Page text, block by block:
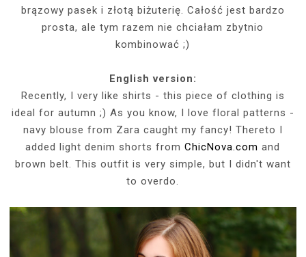
brązowy pasek i złotą biżuterię. Całość jest bardzo
prosta, ale tym razem nie chciałam zbytnio
kombinować ;)
English version:
Recently, I very like shirts - this piece of clothing is
ideal for autumn ;) As you know, I love floral patterns -
navy blouse from Zara caught my fancy! Thereto I
added light denim shorts fromChicNova.com and
brown belt. This outfit is very simple, but I didn't want
to overdo.